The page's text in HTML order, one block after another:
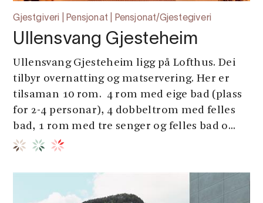
Gjestgiveri | Pensjonat | Pensjonat/Gjestegiveri
Ullensvang Gjesteheim
Ullensvang Gjesteheim ligg på Lofthus. Dei
tilbyr overnatting og matservering. Her er
tilsaman 10 rom. 4 rom med eige bad (plass
for 2-4 personar), 4 dobbeltrom med felles
bad, 1 rom med tre senger og felles bad o...